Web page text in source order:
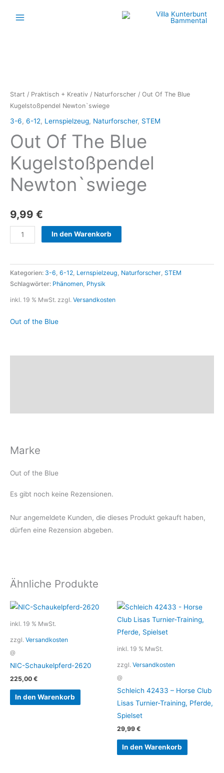
Inhalt
Start / Praktisch + Kreativ / Naturforscher / Out Of The Blue
Kugelstoßpendel Newton`swiege
3-6, 6-12, Lernspielzeug, Naturforscher, STEM
Out Of The Blue
Kugelstoßpendel
Newton`swiege
9,99 €
The
Blue
Kugelstoßpendel
Menge
In den Warenkorb
Kategorien: 3-6 6-12 Lernspielzeug Naturforscher STEM
Schlagwörter: Phänomen Physik
inkl. 19 % MwSt. zzgl. Versandkosten
Out of the Blue
Marke
Out of the Blue
Es gibt noch keine Rezensionen.
Nur angemeldete Kunden, die dieses Produkt gekauft haben,
dürfen eine Rezension abgeben.
Ähnliche Produkte
inkl. 19 % MwSt.
zzgl. Versandkosten
@
NIC-Schaukelpferd-2620
225,00 €
In den Warenkorb
inkl. 19 % MwSt.
zzgl. Versandkosten
@
Schleich 42433 – Horse Club
Lisas Turnier-Training, Pferde,
Spielset
29,99 €
In den Warenkorb